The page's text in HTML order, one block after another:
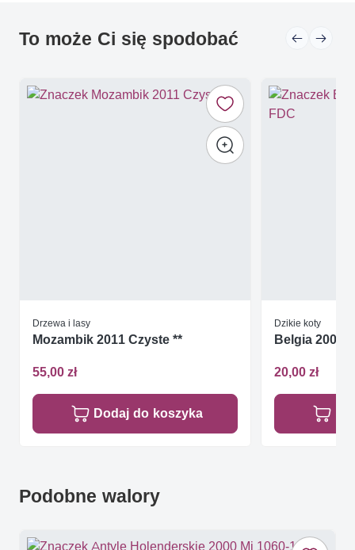
To może Ci się spodobać
Drzewa i lasy
Mozambik 2011 Czyste **
55,00 zł
Dodaj do koszyka
Dzikie koty
Belgia 2000
20,00 zł
Podobne walory